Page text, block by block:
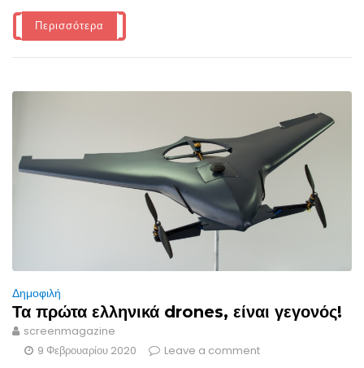
Περισσότερα
Δημοφιλή
Τα πρώτα ελληνικά drones, είναι γεγονός!
screenmagazine
9 Φεβρουαρίου 2020
Leave a comment